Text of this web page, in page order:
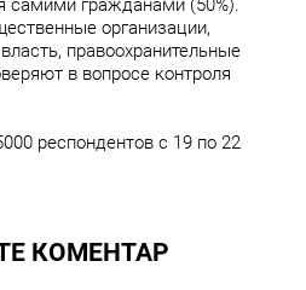
самими гражданами (50%).
организации,
правоохранительные
в вопросе контроля
респондентов с 19 по 22
КОМЕНТАР